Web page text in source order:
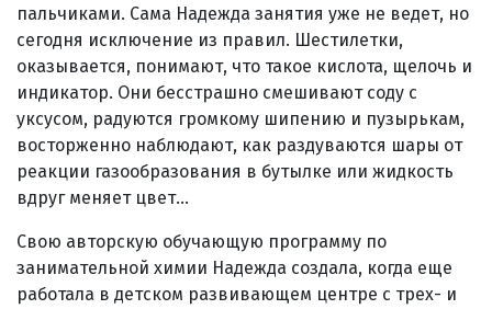
пальчиками. Сама Надежда занятия уже не ведет, но
сегодня исключение из правил. Шестилетки,
оказывается, понимают, что такое кислота, щелочь и
индикатор. Они бесстрашно смешивают соду с
уксусом, радуются громкому шипению и пузырькам,
восторженно наблюдают, как раздуваются шары от
реакции газообразования в бутылке или жидкость
вдруг меняет цвет...
Свою авторскую обучающую программу по
занимательной химии Надежда создала, когда еще
работала в детском развивающем центре с трех- и